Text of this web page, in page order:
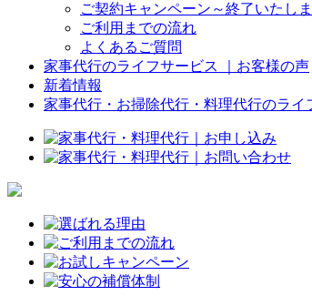
ご契約キャンペーン～終了いたし
ご利用までの流れ
よくあるご質問
家事代行のライフサービス ｜お客様の声
新着情報
家事代行・お掃除代行・料理代行のライ